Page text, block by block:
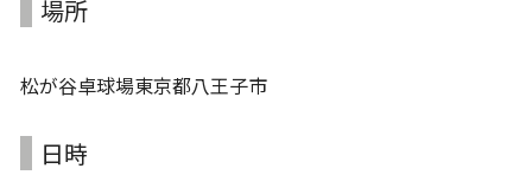
場所
松が谷卓球場東京都八王子市
日時